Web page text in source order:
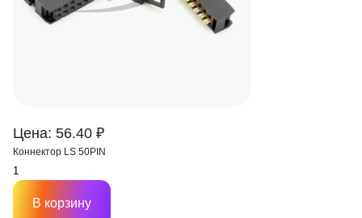
Цена: 56.40 ₽
Коннектор LS 50PIN
В корзину